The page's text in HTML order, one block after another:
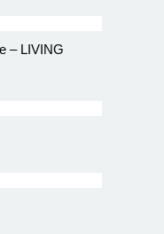
– LIVING